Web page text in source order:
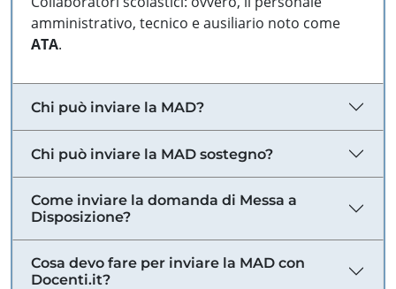
amministrativo, tecnico e ausiliario noto come
ATA.
Chi può inviare la MAD?
Chi può inviare la MAD sostegno?
Come inviare la domanda di Messa a
Disposizione?
Cosa devo fare per inviare la MAD con
Docenti.it?